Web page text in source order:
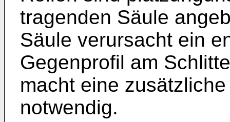
tragenden Säule
Säule verursacht ein
Gegenprofil am
macht eine
notwendig.